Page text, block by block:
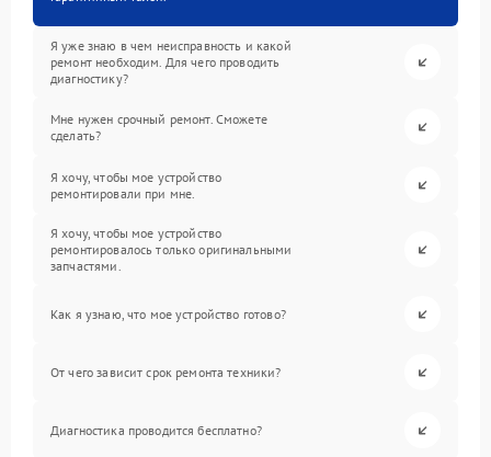
Я уже знаю в чем неисправность и какой
ремонт необходим. Для чего проводить
диагностику?
Мне нужен срочный ремонт. Сможете
сделать?
Я хочу, чтобы мое устройство
ремонтировали при мне.
Я хочу, чтобы мое устройство
ремонтировалось только оригинальными
запчастями.
Как я узнаю, что мое устройство готово?
От чего зависит срок ремонта техники?
Диагностика проводится бесплатно?